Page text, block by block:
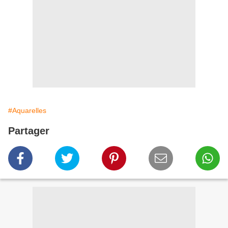
#Aquarelles
Partager